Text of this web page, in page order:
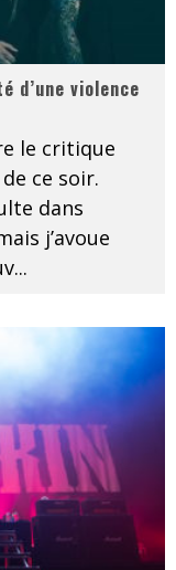
d’une violence
le critique
ce soir.
dans
j’avoue
...